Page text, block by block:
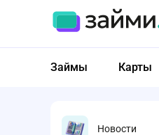
Займы Карты
Новости